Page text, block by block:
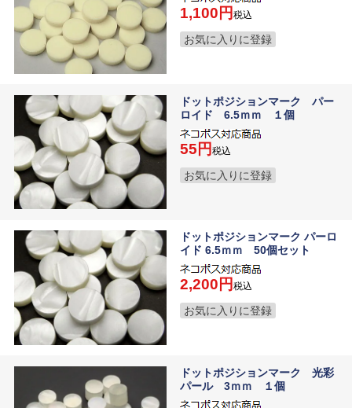
1,100 税込
お気に入りに登録
ドットポジションマーク パー
ロイド 6.5ｍｍ １個
55 税込
お気に入りに登録
ドットポジションマーク パーロ
イド 6.5ｍｍ 50個セット
2,200 税込
お気に入りに登録
ドットポジションマーク 光彩
パール 3ｍｍ １個